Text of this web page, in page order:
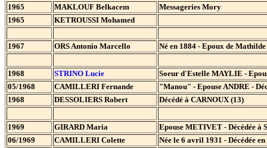
1965
MAKLOUF Belkacem
Messageries Mory
1965
KETROUSSI Mohamed
1967 ORS Antonio Marcello Né en 1884 - Epoux de
1968 STRINO Lucie
Soeur d'Estelle MAYLIE -
05/1968
CAMILLERI Fernande
"Manou" - Epouse ANDRE -
1968
DESSOLIERS Robert Décédé à CARNOUX (13)
1969 GIRARD Maria
Epouse METIVET - Décédée à
06/1969
CAMILLERI Colette
Née le 6 avril 1931 - Décédée